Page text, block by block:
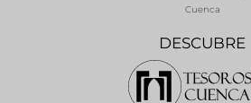
DESCUBRE
Cuenca